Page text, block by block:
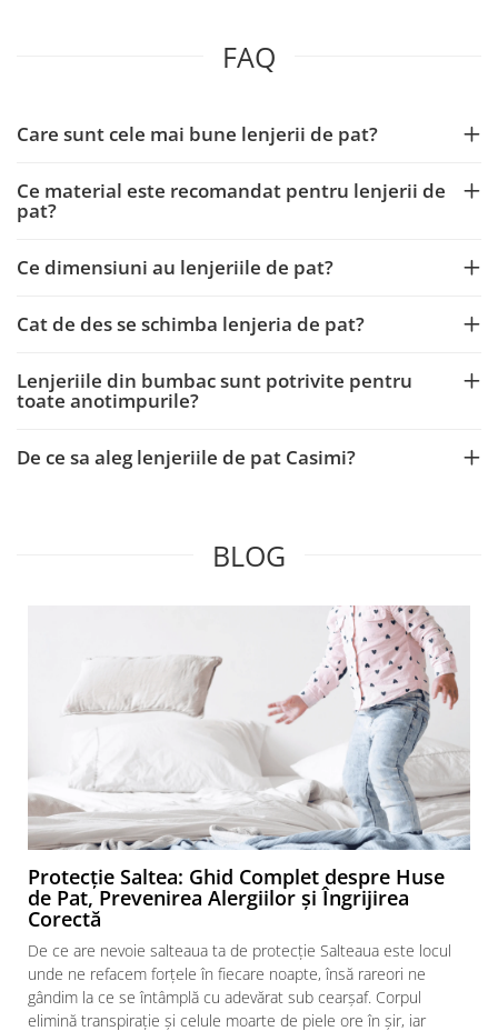
FAQ
Care sunt cele mai bune lenjerii de pat?
Ce material este recomandat pentru lenjerii de
pat?
Ce dimensiuni au lenjeriile de pat?
Cat de des se schimba lenjeria de pat?
Lenjeriile din bumbac sunt potrivite pentru
toate anotimpurile?
De ce sa aleg lenjeriile de pat Casimi?
BLOG
Protecție Saltea: Ghid Complet despre Huse
de Pat, Prevenirea Alergiilor și Îngrijirea
Corectă
De ce are nevoie salteaua ta de protecție Salteaua este locul
unde ne refacem forțele în fiecare noapte, însă rareori ne
gândim la ce se întâmplă cu adevărat sub cearșaf. Corpul
elimină transpirație și celule moarte de piele ore în șir, iar